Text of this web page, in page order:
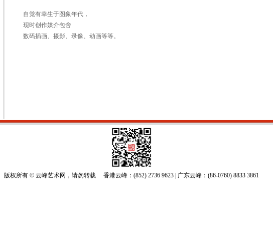
自觉有幸生于图象年代，
现时创作媒介包舍
数码插画、摄影、录像、动画等等。
版权所有 © 云峰艺术网，请勿转载 香港云峰：(852) 2736 9623 | 广东云峰：(86-0760) 8833 3861